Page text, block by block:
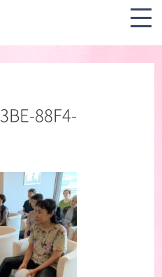
88F4-